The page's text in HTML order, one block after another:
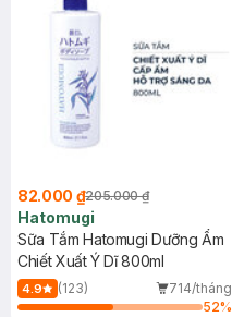
82.000 ₫205.000 ₫
Hatomugi
Sữa Tắm Hatomugi Dưỡng Ẩm
Chiết Xuất Ý Dĩ 800ml
4.9 (123)
714/tháng
52%